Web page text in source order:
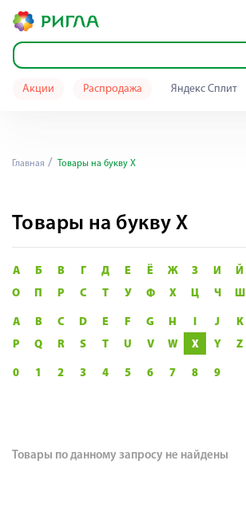
Акции Распродажа Яндекс Сплит
Главная Товары на букву X
Товары на букву X
А Б В Г Д Е Ё Ж З И Й
О
П Р С Т У Ф Х Ц Ч Ш
A B C D E F G H I J K
P
Q R S T U V W X Y Z
0 1 2 3 4 5 6 7 8 9
Товары по данному запросу не найдены